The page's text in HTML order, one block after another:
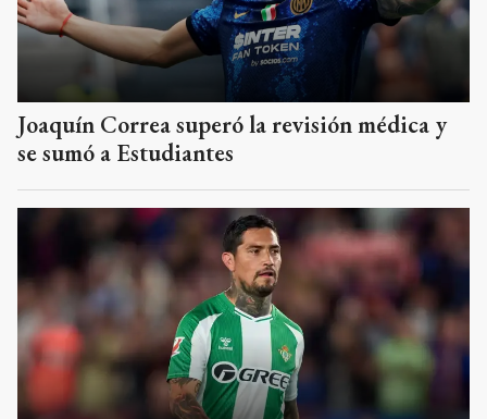
Joaquín Correa superó la revisión médica y
se sumó a Estudiantes
Boca frenó la llegada del Chimy Ávila: qué
pasó